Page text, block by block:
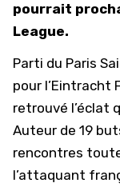
pourrait
League.
Parti du Paris
pour l’Eintracht
retrouvé l’éclat
Auteur de 19
rencontres
l’attaquant